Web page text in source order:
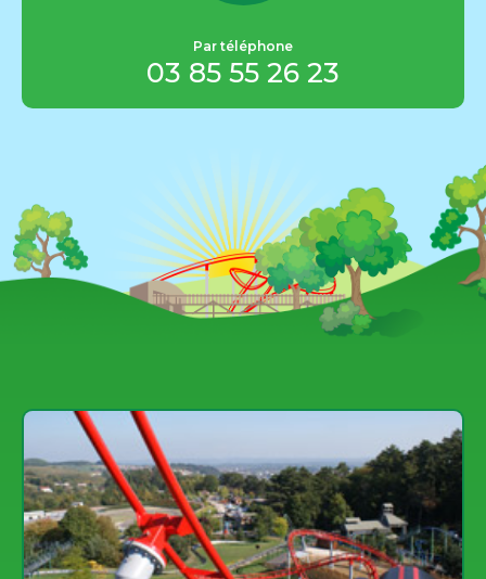
Par téléphone
03 85 55 26 23